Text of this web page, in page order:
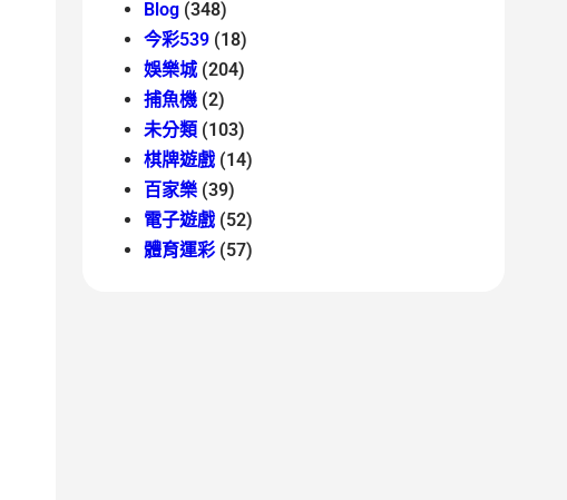
Blog (348)
今彩539 (18)
娛樂城(204)
捕魚機 (2)
未分類 (103)
棋牌遊戲 (14)
百家樂 (39)
電子遊戲 (52)
體育運彩 (57)